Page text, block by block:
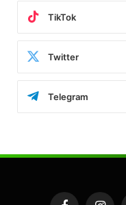
TikTok
Twitter
Telegram